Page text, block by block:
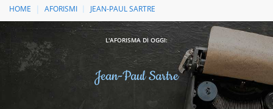
HOME AFORISMI JEAN-PAUL SARTRE
L'AFORISMA DI OGGI:
Jean-Paul Sartre